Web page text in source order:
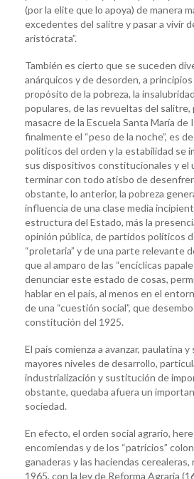
(por la elite que lo apoya) de manera
excedentes del salitre y pasar a vivir
aristócrata”.
También es cierto que se suceden
anárquicos y de desorden, a principios
propósito de la pobreza, la
populares, de las revueltas del
masacre de la Escuela Santa María de
finalmente el “peso de la noche”, es
políticos del orden y la estabilidad se
sus dispositivos constitucionales y el
terminar con todo atisbo de
obstante, lo anterior, la pobreza
influencia de una clase media
estructura del Estado, más la
opinión pública, de partidos políticos
“proletaria” y de una parte relevante
que al amparo de las “encíclicas
denunciar este estado de cosas,
hablar en el país, al menos en el
de una “cuestión social”, que
constitución del 1925.
El país comienza a avanzar, paulatina
mayores niveles de desarrollo,
industrialización y sustitución de
obstante, quedaba afuera un
sociedad.
En efecto, el orden social agrario,
encomiendas y de los “patricios”
ganaderas y las haciendas
1965, con la ley de Reforma Agraria